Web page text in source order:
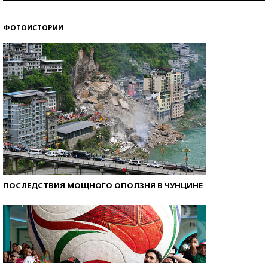
ФОТОИСТОРИИ
ПОСЛЕДСТВИЯ МОЩНОГО ОПОЛЗНЯ В ЧУНЦИНЕ